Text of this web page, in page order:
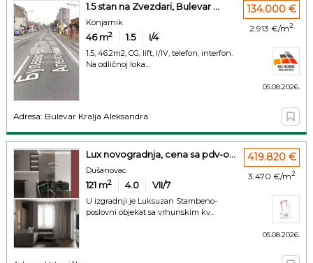
1.5 stan na Zvezdari, Bulevar ...
Konjarnik
46m2 1.5 I/4
1.5, 46.2m2, CG, lift, I/IV, telefon, interfon.
Na odličnoj loka...
134.000 €
2.913 €/m2
05.08.2026.
Adresa: Bulevar Kralja Aleksandra
Lux novogradnja, cena sa pdv-o...
Dušanovac
121 m2 4.0 VII/7
U izgradnji je Luksuzan Stambeno-
poslovni objekat sa vrhunskim kv...
419.820 €
3.470 €/m2
05.08.2026.